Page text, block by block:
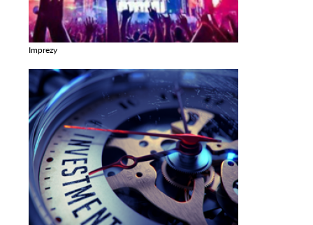
Imprezy